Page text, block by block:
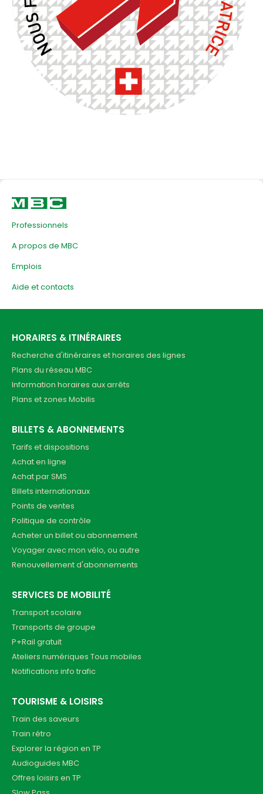
Professionnels
A propos de MBC
Emplois
Aide et contacts
HORAIRES & ITINÉRAIRES
Recherche d'itinéraires et horaires des lignes
Plans du réseau MBC
Information horaires aux arrêts
Plans et zones Mobilis
BILLETS & ABONNEMENTS
Tarifs et dispositions
Achat en ligne
Achat par SMS
Billets internationaux
Points de ventes
Politique de contrôle
Acheter un billet ou abonnement
Voyager avec mon vélo, ou autre
Renouvellement d'abonnements
SERVICES DE MOBILITÉ
Transport scolaire
Transports de groupe
P+Rail gratuit
Ateliers numériques Tous mobiles
Notifications info trafic
TOURISME & LOISIRS
Train des saveurs
Train rétro
Explorer la région en TP
Audioguides MBC
Offres loisirs en TP